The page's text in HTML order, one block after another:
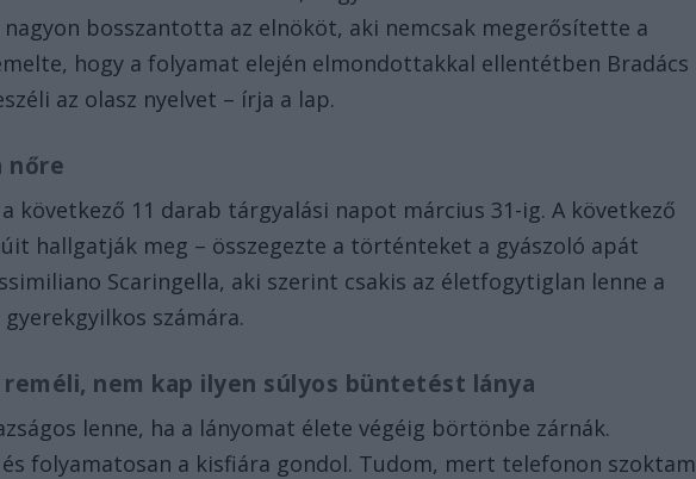
bosszantotta az elnököt, aki nemcsak megerősítette a
hogy a folyamat elején elmondottakkal ellentétben Bradács
az olasz nyelvet – írja a lap.
nőre
következő 11 darab tárgyalási napot március 31-ig. A következő
hallgatják meg – összegezte a történteket a gyászoló apát
Scaringella, aki szerint csakis az életfogytiglan lenne a
számára.
nem kap ilyen súlyos büntetést lánya
lenne, ha a lányomat élete végéig börtönbe zárnák.
folyamatosan a kisfiára gondol. Tudom, mert telefonon szoktam